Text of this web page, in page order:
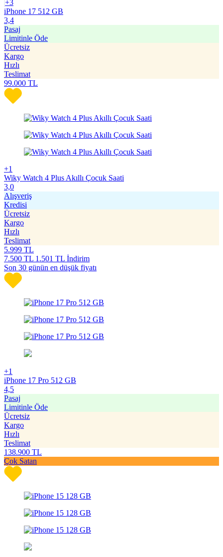
+3
iPhone 17 512 GB
3,4
Pasaj
Limitinle Öde
Ücretsiz
Kargo
Hızlı
Teslimat
99.000 TL
+1
Wiky Watch 4 Plus Akıllı Çocuk Saati
3,0
Alışveriş
Kredisi
Ücretsiz
Kargo
Hızlı
Teslimat
5.999 TL
7.500 TL 1.501 TL İndirim
Son 30 günün en düşük fiyatı
+1
iPhone 17 Pro 512 GB
4,5
Pasaj
Limitinle Öde
Ücretsiz
Kargo
Hızlı
Teslimat
138.900 TL
Çok Satan